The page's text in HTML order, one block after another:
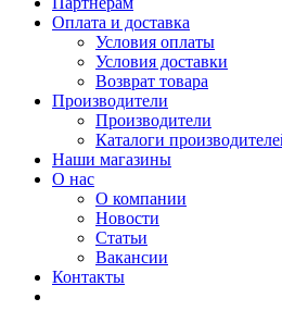
Оплата и доставка
Условия оплаты
Условия доставки
Возврат товара
Производители
Производители
Каталоги
Наши магазины
О нас
О компании
Новости
Статьи
Вакансии
Контакты